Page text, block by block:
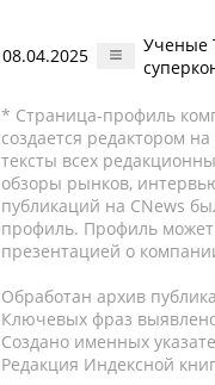
08.04.2025
Ученые
* Страница-профиль
создается редактором
тексты всех
обзоры рынков,
публикаций на CNews
профиль. Профиль
презентацией о
Обработан архив
Ключевых фраз
Создано именных
Редакция Индексной